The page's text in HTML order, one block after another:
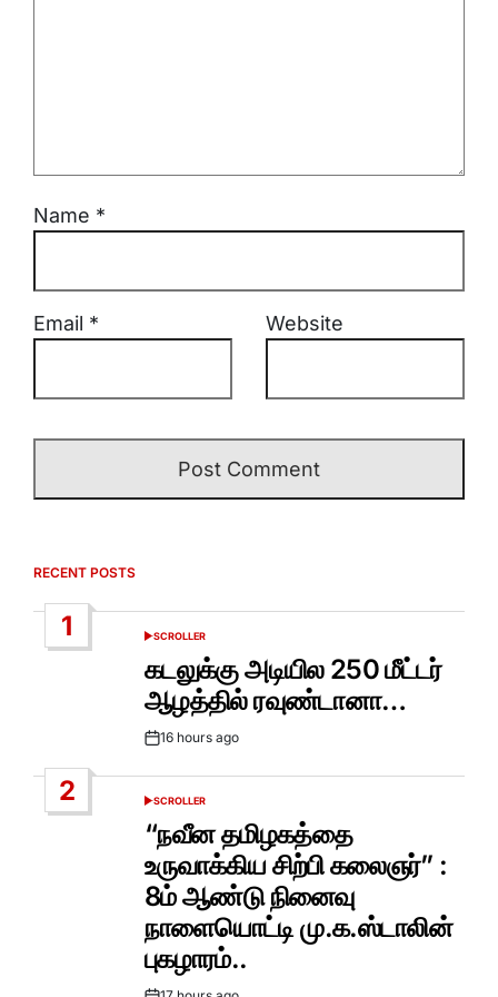
Name *
Email * Website
RECENT POSTS
1
POSTED
SCROLLER
கடலுக்கு அடியில 250 மீட்டர்
ஆழத்தில் ரவுண்டானா…
Post16 hours ago
2
POSTED
SCROLLER
“நவீன தமிழகத்தை
உருவாக்கிய சிற்பி கலைஞர்” :
8ம் ஆண்டு நினைவு
நாளையொட்டி மு.க.ஸ்டாலின்
புகழாரம்..